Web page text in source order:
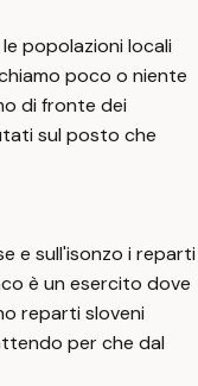
popolazioni locali
poco o niente
di fronte dei
sul posto che
e sull'isonzo i reparti
è un esercito dove
reparti sloveni
per che dal